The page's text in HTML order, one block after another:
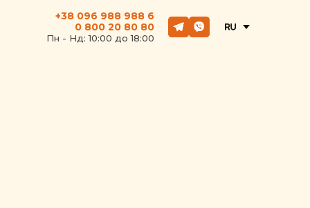
+38 096 988 988 6
0 800 20 80 80
Пн - Hд: 10:00 до 18:00